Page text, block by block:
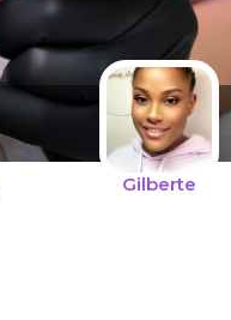
Gilberte